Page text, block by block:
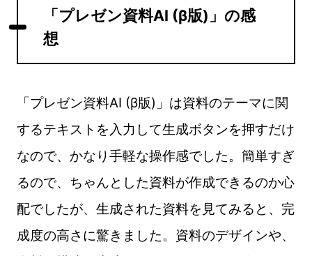
「プレゼン資料AI (β版)」の感
想
「プレゼン資料AI (β版)」は資料のテーマに関
するテキストを入力して生成ボタンを押すだけ
なので、かなり手軽な操作感でした。簡単すぎ
るので、ちゃんとした資料が作成できるのか心
配でしたが、生成された資料を見てみると、完
成度の高さに驚きました。資料のデザインや、